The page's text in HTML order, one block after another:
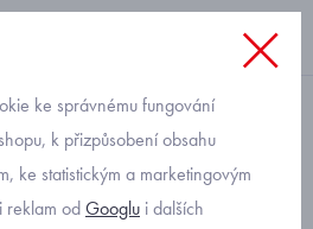
ke správnému fungování
k přizpůsobení obsahu
ke statistickým a marketingovým
reklam odGooglu i dalších